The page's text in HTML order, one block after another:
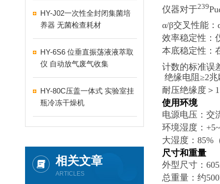
HY-J02一次性全封闭集菌培
养器 无菌检查耗材
HY-6S6 位垂直振荡液液萃取
仪 自动放气废气收集
HY-80C压盖一体式 实验室挂
瓶冷冻干燥机
相关文章
ARTICLES
仪器对于239Pu
α/β交叉性能：
效率稳定性：
本底稳定性：
计数的标准误
绝缘电阻≥2
耐压绝缘度＞
使用环境
电源电压：交
环境湿度：
大湿度：85%
尺寸和重量
外型尺寸：
总重量：约